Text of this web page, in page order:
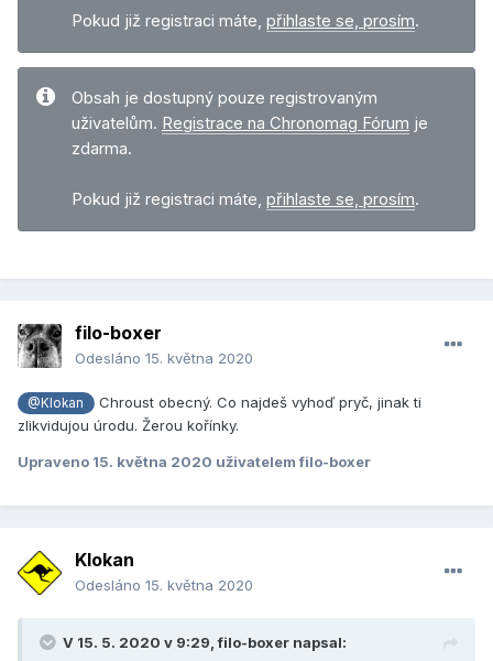
Pokud již registraci máte, přihlaste se, prosím.
Obsah je dostupný pouze registrovaným
uživatelům. Registrace na Chronomag Fórum je
zdarma.
Pokud již registraci máte, přihlaste se, prosím.
filo-boxer
Odesláno 15. května 2020
@Klokan
Chroust obecný. Co najdeš vyhoď pryč, jinak ti
zlikvidujou úrodu. Žerou kořínky.
Upraveno 15. května 2020 uživatelem filo-boxer
Klokan
Odesláno 15. května 2020
V 15. 5. 2020 v 9:29,filo-boxer napsal: